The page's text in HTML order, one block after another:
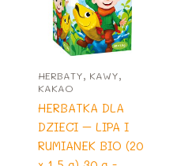
HERBATY, KAWY,
KAKAO
HERBATKA DLA
DZIECI – LIPA I
RUMIANEK BIO (20